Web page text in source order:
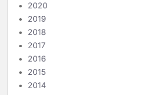
2020
2019
2018
2017
2016
2015
2014